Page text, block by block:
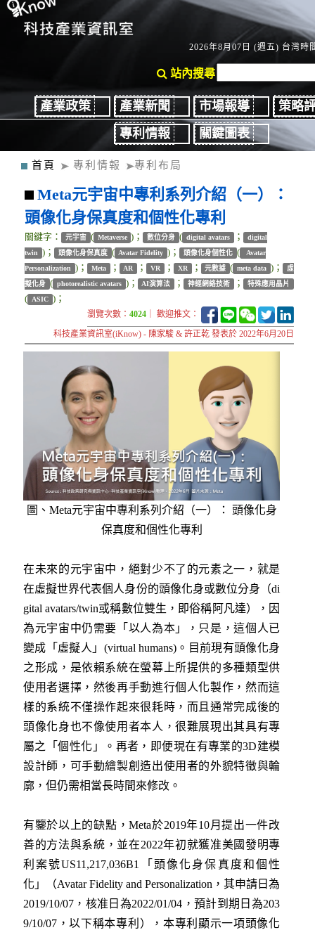
2026年8月07日 (週五) 台灣時
站內搜尋
產業政策 產業新聞 市場報導
策略
專利情報
關鍵圖表
首頁 專利情報 專利布局
Meta元宇宙中專利系列介紹（一）：
頭像化身保真度和個性化專利
關鍵字： 元宇宙 ( Metaverse )； 數位分身 ( digital avatars ；
digital
twin
)； 頭像化身保真度 ( Avatar Fidelity )； 頭像化身個性化 (
Avatar
Personalization
)； Meta ； AR ； VR ； XR ； 元數據 ( meta data )；
虛
擬化身 ( photorealistic avatars )； AI演算法 ； 神經網絡技術 ； 特殊應用晶片
( ASIC )；
瀏覽次數：4024 ｜ 歡迎推文：
科技產業資訊室(iKnow) - 陳家駿 & 許正乾 發表於 2022年6月20日
圖、Meta元宇宙中專利系列介紹（一）： 頭像化身
保真度和個性化專利
在未來的元宇宙中，絕對少不了的元素之一，就是
在虛擬世界代表個人身份的頭像化身或數位分身（di
gital avatars/twin或稱數位雙生，即俗稱阿凡達），因
為元宇宙中仍需要「以人為本」，只是，這個人已
變成「虛擬人」(virtual humans)。目前現有頭像化身
之形成，是依賴系統在螢幕上所提供的多種類型供
使用者選擇，然後再手動進行個人化製作，然而這
樣的系統不僅操作起來很耗時，而且通常完成後的
頭像化身也不像使用者本人，很難展現出其具有專
屬之「個性化」。再者，即便現在有專業的3D建模
設計師，可手動繪製創造出使用者的外貌特徵與輪
廓，但仍需相當長時間來修改。
有鑒於以上的缺點，Meta於2019年10月提出一件改
善的方法與系統，並在2022年初就獲准美國發明專
利案號US11,217,036B1「頭像化身保真度和個性
化」（Avatar Fidelity and Personalization，其申請日為
2019/10/07，核准日為2022/01/04，預計到期日為203
9/10/07，以下稱本專利），本專利顯示一項頭像化